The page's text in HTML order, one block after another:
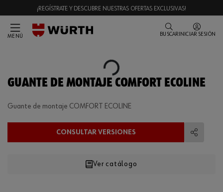
¡REGÍSTRATE Y DESCUBRE NUESTRAS OFERTAS EXCLUSIVAS!
MENÚ BUSCAR INICIAR SESIÓN
Loading...
GUANTE DE MONTAJE COMFORT ECOLINE
Guante de montaje COMFORT ECOLINE
CONSULTAR VERSIONES
Ver catálogo